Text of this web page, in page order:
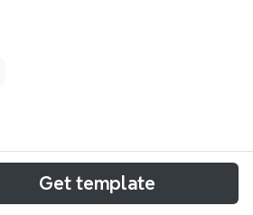
и механика курса — это
для образовательных
Get template